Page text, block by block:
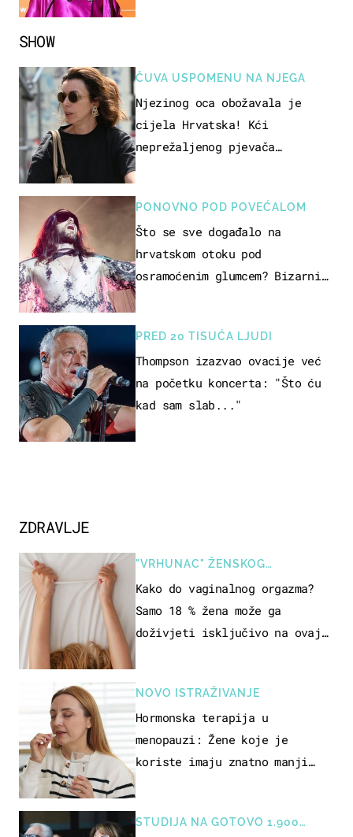
SHOW
ČUVA USPOMENU NA NJEGA
Njezinog oca obožavala je
cijela Hrvatska! Kći
neprežaljenog pjevača
PONOVNO POD POVEĆALOM
Što se sve događalo na
hrvatskom otoku pod
osramoćenim glumcem? Bizarni
PRED 20 TISUĆA LJUDI
Thompson izazvao ovacije već
na početku koncerta: "Što ću
kad sam slab..."
ZDRAVLJE
"VRHUNAC" ŽENSKOG
SEKSUALNOG ISKUSTVA
Kako do vaginalnog orgazma?
Samo 18 % žena može ga
doživjeti isključivo na ovaj
NOVO ISTRAŽIVANJE
Hormonska terapija u
menopauzi: Žene koje je
koriste imaju znatno manji
STUDIJA NA GOTOVO 1.900